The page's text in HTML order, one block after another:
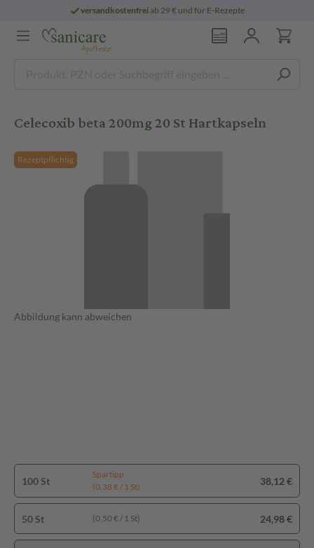
versandkostenfreiab 29 € und für E-Rezepte
Celecoxib beta 200mg 20 St Hartkapseln
Rezeptpflichtig
Abbildung kann abweichen
100 St
Spartipp
(0,38 € / 1 St)
38,12 €
50 St (0,50 € / 1 St) 24,98 €